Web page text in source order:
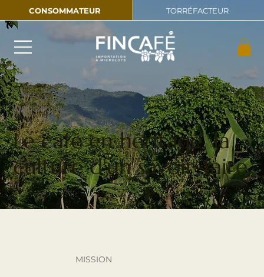
CONSOMMATEUR TORRÉFACTEUR
A PROPOS
Le café en héritage, la
culture d'un savoir-faire
MISSION